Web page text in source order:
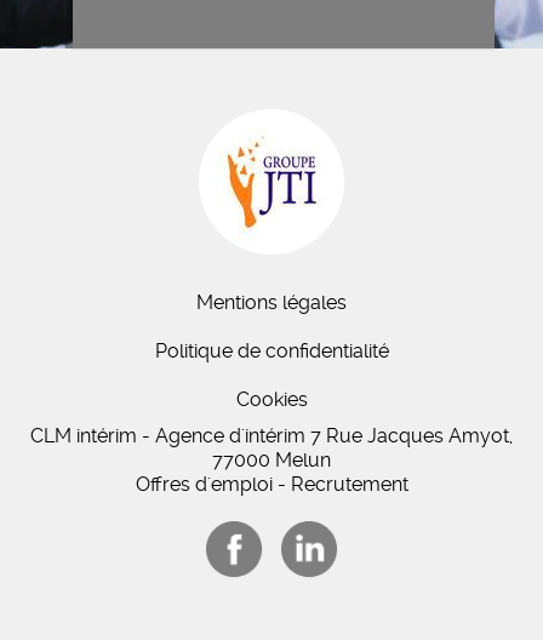
Mentions légales
Politique de confidentialité
Cookies
CLM intérim - Agence d'intérim 7 Rue Jacques Amyot,
77000 Melun
Offres d'emploi - Recrutement